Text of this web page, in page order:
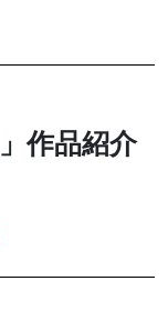
作品紹介